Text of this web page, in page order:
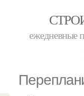
ежедневные